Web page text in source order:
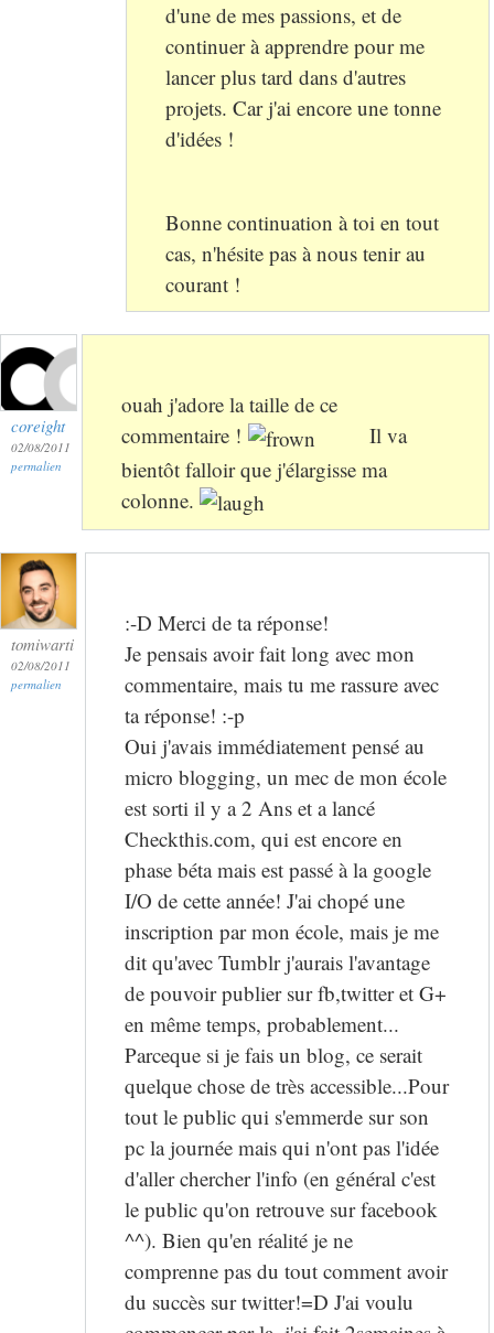
d'une de mes passions, et de
continuer à apprendre pour me
lancer plus tard dans d'autres
projets. Car j'ai encore une tonne
d'idées !
Bonne continuation à toi en tout
cas, n'hésite pas à nous tenir au
courant !
coreight
02/08/2011
permalien
ouah j'adore la taille de ce
commentaire !
Il va
bientôt falloir que j'élargisse ma
colonne.
tomiwarti
02/08/2011
permalien
:-D Merci de ta réponse!
Je pensais avoir fait long avec mon
commentaire, mais tu me rassure avec
ta réponse! :-p
Oui j'avais immédiatement pensé au
micro blogging, un mec de mon école
est sorti il y a 2 Ans et a lancé
Checkthis.com, qui est encore en
phase béta mais est passé à la google
I/O de cette année! J'ai chopé une
inscription par mon école, mais je me
dit qu'avec Tumblr j'aurais l'avantage
de pouvoir publier sur fb,twitter et G+
en même temps, probablement...
Parceque si je fais un blog, ce serait
quelque chose de très accessible...Pour
tout le public qui s'emmerde sur son
pc la journée mais qui n'ont pas l'idée
d'aller chercher l'info (en général c'est
le public qu'on retrouve sur facebook
^^). Bien qu'en réalité je ne
comprenne pas du tout comment avoir
du succès sur twitter!=D J'ai voulu